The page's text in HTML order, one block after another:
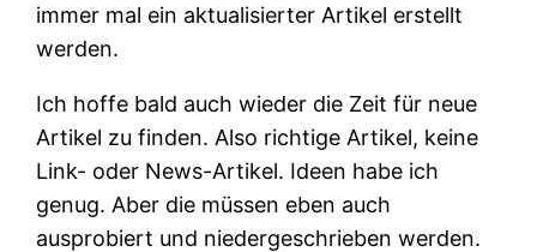
immer mal ein aktualisierter Artikel erstellt
werden.
Ich hoffe bald auch wieder die Zeit für neue
Artikel zu finden. Also richtige Artikel, keine
Link- oder News-Artikel. Ideen habe ich
genug. Aber die müssen eben auch
ausprobiert und niedergeschrieben werden.